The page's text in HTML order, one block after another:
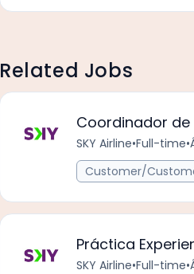
Related Jobs
Coordinador
SKY Airline•Full-time•
Customer/
Práctica
SKY Airline•Full-time•